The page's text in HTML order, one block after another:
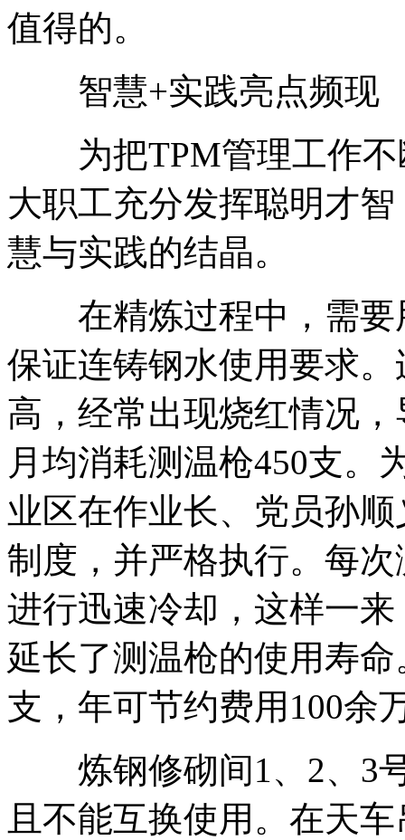
值得的。
智慧+实践亮点频现
为把TPM管理工作不
大职工充分发挥聪明才
慧与实践的结晶。
在精炼过程中，需要
保证连铸钢水使用要求
高，经常出现烧红情况
月均消耗测温枪450支。
业区在作业长、党员孙
制度，并严格执行。每
进行迅速冷却，这样一
延长了测温枪的使用寿
支，年可节约费用100余
炼钢修砌间1、2、3号
且不能互换使用。在天